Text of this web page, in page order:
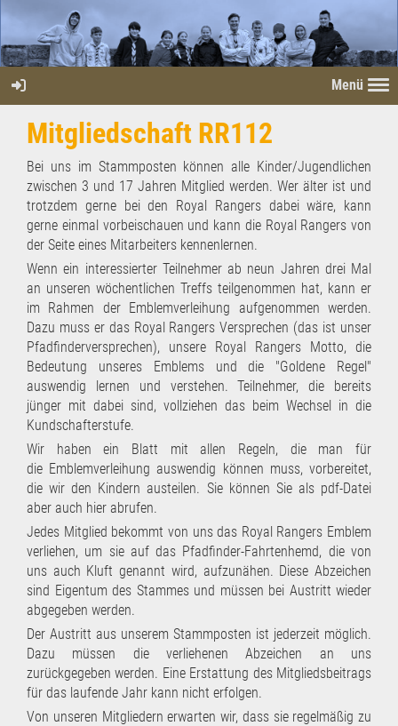
Menü
Mitgliedschaft RR112
Bei uns im Stammposten können alle Kinder/Jugendlichen
zwischen 3 und 17 Jahren Mitglied werden. Wer älter ist und
trotzdem gerne bei den Royal Rangers dabei wäre, kann
gerne einmal vorbeischauen und kann die Royal Rangers von
der Seite eines Mitarbeiters kennenlernen.
Wenn ein interessierter Teilnehmer ab neun Jahren drei Mal
an unseren wöchentlichen Treffs teilgenommen hat, kann er
im Rahmen der Emblemverleihung aufgenommen werden.
Dazu muss er das Royal Rangers Versprechen (das ist unser
Pfadfinderversprechen), unsere Royal Rangers Motto, die
Bedeutung unseres Emblems und die "Goldene Regel"
auswendig lernen und verstehen. Teilnehmer, die bereits
jünger mit dabei sind, vollziehen das beim Wechsel in die
Kundschafterstufe.
Wir haben ein Blatt mit allen Regeln, die man für
die Emblemverleihung auswendig können muss, vorbereitet,
die wir den Kindern austeilen. Sie können Sie als pdf-Datei
aber auch hier abrufen.
Jedes Mitglied bekommt von uns das Royal Rangers Emblem
verliehen, um sie auf das Pfadfinder-Fahrtenhemd, die von
uns auch Kluft genannt wird, aufzunähen. Diese Abzeichen
sind Eigentum des Stammes und müssen bei Austritt wieder
abgegeben werden.
Der Austritt aus unserem Stammposten ist jederzeit möglich.
Dazu müssen die verliehenen Abzeichen an uns
zurückgegeben werden. Eine Erstattung des Mitgliedsbeitrags
für das laufende Jahr kann nicht erfolgen.
Von unseren Mitgliedern erwarten wir, dass sie regelmäßig zu